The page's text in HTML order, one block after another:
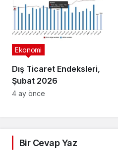
Dış Ticaret Endeksleri,
Şubat 2026
Ekonomi
4 ay önce
Bir Cevap Yaz